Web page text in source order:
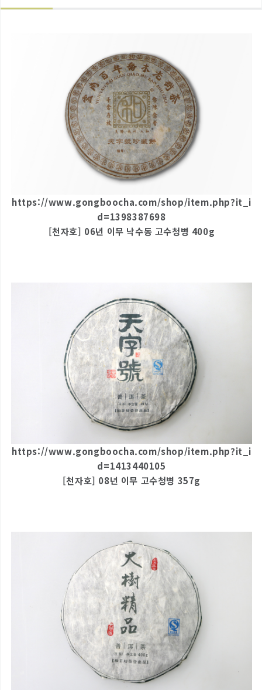
https://www.gongboocha.com/shop/item.php?it_i
d=1398387698
[천자호] 06년 이무 낙수동 고수청병 400g
https://www.gongboocha.com/shop/item.php?it_i
d=1413440105
[천자호] 08년 이무 고수청병 357g